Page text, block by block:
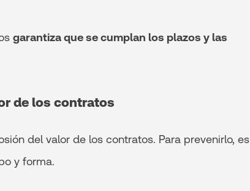
garantiza que se cumplan los plazos y las
de los contratos
del valor de los contratos. Para prevenirlo, es
y forma.